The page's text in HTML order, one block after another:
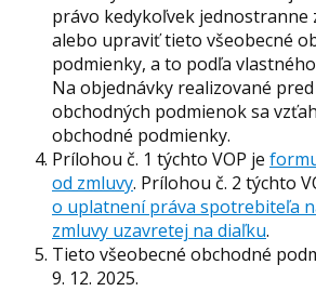
právo kedykoľvek jednostranne
alebo upraviť tieto všeobecné
podmienky, a to podľa
Na objednávky realizované
obchodných podmienok sa
obchodné podmienky.
Prílohou č. 1 týchto VOP je
od zmluvy. Prílohou č. 2 týchto
o uplatnení práva spotrebiteľa
zmluvy uzavretej na diaľku.
Tieto všeobecné obchodné
9. 12. 2025.